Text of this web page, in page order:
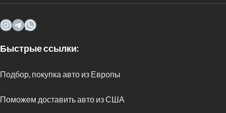
Быстрые ссылки:
Подбор, покупка авто из Европы
Поможем доставить авто из США